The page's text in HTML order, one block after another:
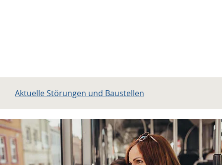
Aktuelle Störungen und Baustellen